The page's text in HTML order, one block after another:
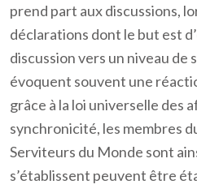
prend part aux discussions,
déclarations dont le but est
discussion vers un niveau de
évoquent souvent une
grâce à la loi universelle des
synchronicité, les membres
Serviteurs du Monde sont
s’établissent peuvent être